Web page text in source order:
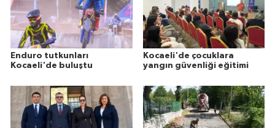
Enduro tutkunları
Kocaeli'de buluştu
Kocaeli'de çocuklara
yangın güvenliği eğitimi